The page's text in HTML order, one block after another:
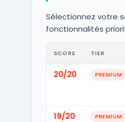
Sélectionnez votre
fonctionnalités
SCORE TIER
20/20 PREMIUM
19/20 PREMIUM